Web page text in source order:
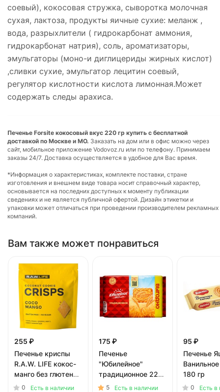
соевый), кокосовая стружка, сыворотка молочная
сухая, лактоза, продукты яичные сухие: меланж ,
вода, разрыхлители ( гидрокарбонат аммония,
гидрокарбонат натрия), соль, ароматизаторы,
эмульгаторы (моно-и диглицериды жирных кислот)
,сливки сухие, эмульгатор лецитин соевый,
регулятор кислотности кислота лимонная.Может
содержать следы арахиса.
Печенье Forsite кокосовый вкус 220 гр купить с бесплатной
доставкой по Москве и МО. Заказать на дом или в офис можно через
сайт, мобильное приложение Vodovoz.ru или по телефону. Принимаем
заказы 24/7. Доставка осуществляется в удобное для Вас время.
*Информация о характеристиках, комплекте поставки, стране
изготовления и внешнем виде товара носит справочный характер,
основывается на последних доступных к моменту публикации
сведениях и не является публичной офертой. Дизайн этикетки и
упаковки может отличаться при проведении производителем рекламных
компаний.
Вам также может понравиться
255 ₽
Печенье криспы
R.A.W. LIFE кокос-
манго без глютена
и сахара 35 гр
0
Есть в наличии
175 ₽
Печенье
"Юбилейное"
традиционное 224
гр 5
Есть в наличии
95 ₽
Печенье
180 гр
0
Есть в